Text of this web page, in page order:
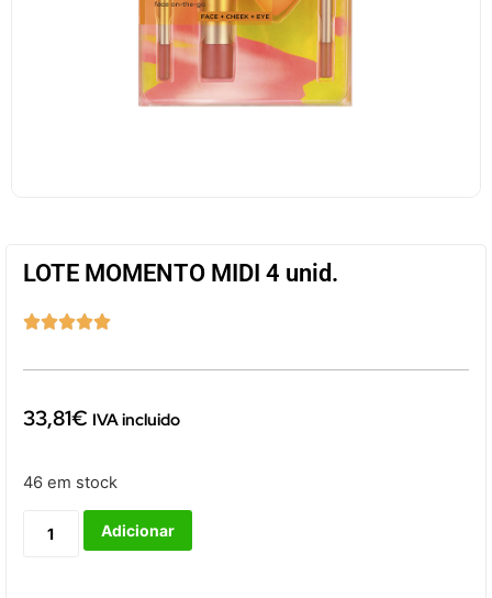
LOTE MOMENTO MIDI 4 unid.

33,81€ IVA incluido
46 em stock
Adicionar